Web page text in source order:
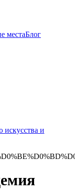
местаБлог
искусства и